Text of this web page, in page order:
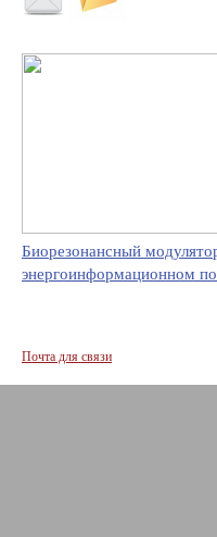
Биорезонансный
энергоинформационном
Почта для связи